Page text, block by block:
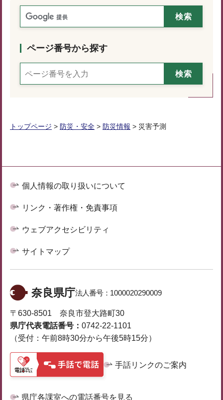
ページ番号から探す
トップページ > 防災・安全 > 防災情報 > 災害予測
個人情報の取り扱いについて
リンク・著作権・免責事項
ウェブアクセシビリティ
サイトマップ
奈良県庁法人番号： 1000020290009
〒630-8501 奈良市登大路町30
県庁代表電話番号： 0742-22-1101
（受付：午前8時30分から午後5時15分）
手話リンクのご案内
県庁各課室への電話番号を見る